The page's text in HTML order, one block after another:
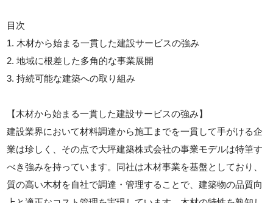
目次
1. 木材から始まる一貫した建設サービスの強み
2. 地域に根差した多角的な事業展開
3. 持続可能な建築への取り組み
【木材から始まる一貫した建設サービスの強み】
建設業界において材料調達から施工までを一貫して手がける企
業は珍しく、その点で大坪建築株式会社の事業モデルは特筆す
べき強みを持っています。同社は木材事業を基盤としており、
質の高い木材を自社で調達・管理することで、建築物の品質向